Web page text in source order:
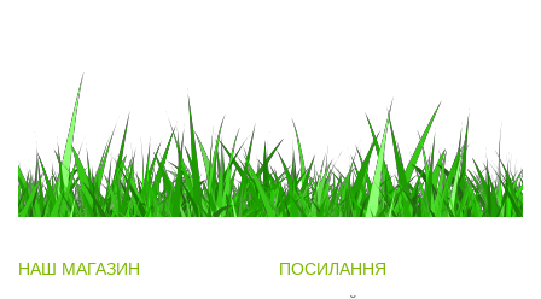
НАШ МАГАЗИН ПОСИЛАННЯ